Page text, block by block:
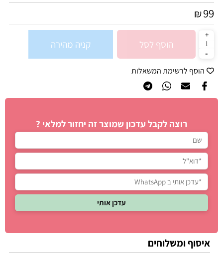
₪99
הוסף לסל קניה מהירה
הוסף לרשימת המשאלות
רוצה לקבל עדכון שמוצר זה יחזור למלאי ?
איסוף ומשלוחים